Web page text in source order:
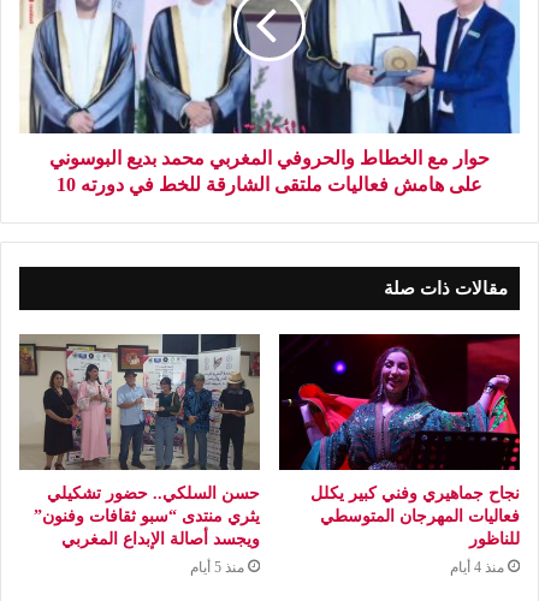
حوار مع الخطاط والحروفي المغربي محمد بديع البوسوني
على هامش فعاليات ملتقى الشارقة للخط في دورته 10
مقالات ذات صلة
نجاح جماهيري وفني كبير يكلل
فعاليات المهرجان المتوسطي
للناظور
منذ 4 أيام
حسن السلكي.. حضور تشكيلي
يثري منتدى “سبو ثقافات وفنون”
ويجسد أصالة الإبداع المغربي
منذ 5 أيام